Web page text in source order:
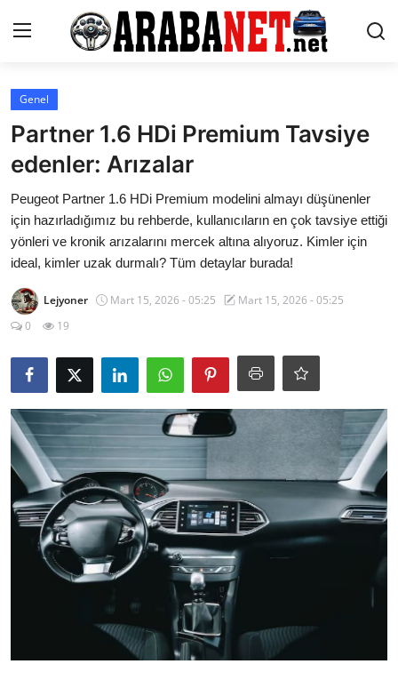
Giriş yapmak
Anasayfa
Araba Markaları
Paketler
Karşılaştırmalar
Bakım & Arıza Çözümleri
İkinci El & Ekspertiz
Muayene & Emisyon
Trafik Cezaları & Mevzuat
Ehliyet & Ruhsat İşlemleri
Sigorta & Kasko
Genel
Partner 1.6 HDi Premium Tavsiye
edenler: Arızalar
Peugeot Partner 1.6 HDi Premium modelini almayı düşünenler
için hazırladığımız bu rehberde, kullanıcıların en çok tavsiye ettiği
yönleri ve kronik arızalarını mercek altına alıyoruz. Kimler için
ideal, kimler uzak durmalı? Tüm detaylar burada!
Lejyoner Mart 15, 2026 - 05:25
Mart 15, 2026 - 05:25
0
19